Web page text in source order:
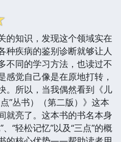
的知识，发现这个领域实在
种疾病的鉴别诊断就够让人
不同的学习方法，也读过不
感觉自己像是在原地打转，
。所以，当我偶然看到《儿
”丛书）（第二版）》这本
就亮了。这本书的书名本身
“轻松记忆”以及“三点”的概